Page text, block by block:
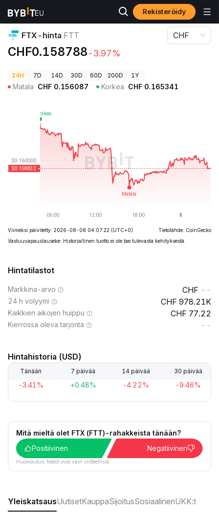
Rekisteröidy
Kryptohinnat
FTX-hinta FTT
CHF0.158788-3.97%
CHF
24H 7D 14D 30D 60D 200D 1Y
Matala CHF 0.156087 Korkea CHF 0.165341
Viimeksi päivitetty: 2026-08-08 04:07:22 (UTC+0)
Tietolähde: CoinGecko
Vastuuvapauslauseke: Historiallinen tuotto ei ole tae tulevasta kehityksestä.
Hintatilastot
Markkina-arvo --
24 h volyymi 978.21K
Kaikkien aikojen huippu 77.22
Kierrossa oleva tarjonta --
Hintahistoria (USD)
Tänään 7 päivää 14 päivää 30 päivää
-3.41% +0.48% -4.22% -9.46%
Mitä mieltä olet FTX (FTT)-rahakkeista tänään?
Positiivinen
Negatiivinen
Huomautus: tiedot ovat vain viitteellisiä.
YleiskatsausUutisetKauppaSijoitusSosiaalinenUKK:t